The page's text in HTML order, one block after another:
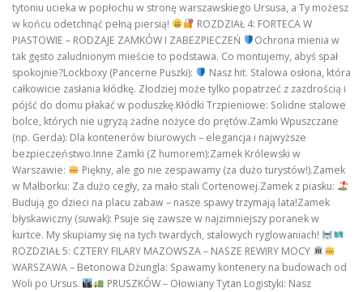
tytoniu ucieka w popłochu w stronę warszawskiego Ursusa, a Ty możesz
w końcu odetchnąć pełną piersią!
ROZDZIAŁ 4: FORTECA W
PIASTOWIE – RODZAJE ZAMKÓW I ZABEZPIECZEŃ
Ochrona mienia w
tak gęsto zaludnionym mieście to podstawa. Co montujemy, abyś spał
spokojnie?Lockboxy (Pancerne Puszki):
Nasz hit. Stalowa osłona, która
całkowicie zasłania kłódkę. Złodziej może tylko popatrzeć z zazdrością i
pójść do domu płakać w poduszkę.Kłódki Trzpieniowe: Solidne stalowe
bolce, których nie ugryzą żadne nożyce do prętów.Zamki Wpuszczane
(np. Gerda): Dla kontenerów biurowych – elegancja i najwyższe
bezpieczeństwo.Inne Zamki (Z humorem):Zamek Królewski w
Warszawie:
Piękny, ale go nie zespawamy (za dużo turystów!).Zamek
w Malborku: Za dużo cegły, za mało stali Cortenowej.Zamek z piasku:
Budują go dzieci na placu zabaw – nasze spawy trzymają lata!Zamek
błyskawiczny (suwak): Psuje się zawsze w najzimniejszy poranek w
kurtce. My skupiamy się na tych twardych, stalowych ryglowaniach!
ROZDZIAŁ 5: CZTERY FILARY MAZOWSZA – NASZE REWIRY MOCY
WARSZAWA – Betonowa Dżungla: Spawamy kontenery na budowach od
Woli po Ursus.
PRUSZKÓW – Ołowiany Tytan Logistyki: Nasz